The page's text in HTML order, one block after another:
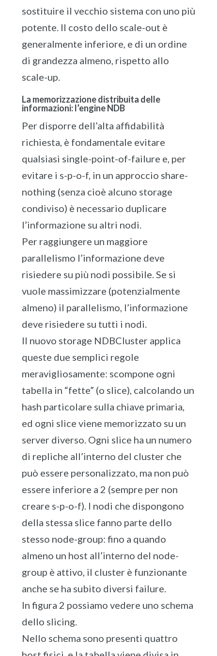
sostituire il vecchio sistema con uno più
potente. Il costo dello scale-out è
generalmente inferiore, e di un ordine
di grandezza almeno, rispetto allo
scale-up.
La memorizzazione distribuita delle
informazioni: l’engine NDB
Per disporre dell’alta affidabilità
richiesta, è fondamentale evitare
qualsiasi single-point-of-failure e, per
evitare i s-p-o-f, in un approccio share-
nothing (senza cioè alcuno storage
condiviso) è necessario duplicare
l’informazione su altri nodi.
Per raggiungere un maggiore
parallelismo l’informazione deve
risiedere su più nodi possibile. Se si
vuole massimizzare (potenzialmente
almeno) il parallelismo, l’informazione
deve risiedere su tutti i nodi.
Il nuovo storage NDBCluster applica
queste due semplici regole
meravigliosamente: scompone ogni
tabella in “fette” (o slice), calcolando un
hash particolare sulla chiave primaria,
ed ogni slice viene memorizzato su un
server diverso. Ogni slice ha un numero
di repliche all’interno del cluster che
può essere personalizzato, ma non può
essere inferiore a 2 (sempre per non
creare s-p-o-f). I nodi che dispongono
della stessa slice fanno parte dello
stesso node-group: fino a quando
almeno un host all’interno del node-
group è attivo, il cluster è funzionante
anche se ha subito diversi failure.
In figura 2 possiamo vedere uno schema
dello slicing.
Nello schema sono presenti quattro